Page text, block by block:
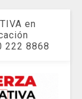
en
222 8868